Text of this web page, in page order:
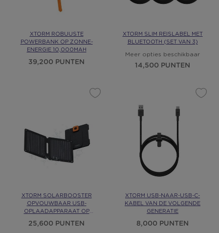
XTORM ROBUUSTE
POWERBANK OP ZONNE-
ENERGIE 10,000MAH
39,200 PUNTEN
XTORM SLIM REISLABEL MET
BLUETOOTH (SET VAN 3)
Meer opties beschikbaar
14,500 PUNTEN
XTORM SOLARBOOSTER
OPVOUWBAAR USB-
OPLAADAPPARAAT OP
25,600 PUNTEN
XTORM USB-NAAR-USB-C-
KABEL VAN DE VOLGENDE
GENERATIE
8,000 PUNTEN